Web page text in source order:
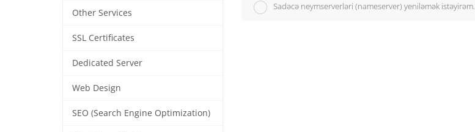
Other Services
SSL Certificates
Dedicated Server
Web Design
SEO (Search Engine Optimization)
Sadəcə neymserverləri (nameserver) yeniləmək istəyirəm.